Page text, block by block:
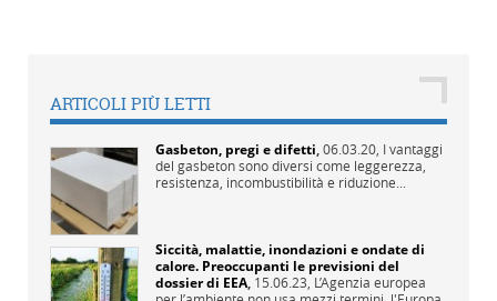
ARTICOLI PIÙ LETTI
Gasbeton, pregi e difetti,06.03.20, I vantaggi
del gasbeton sono diversi come leggerezza,
resistenza, incombustibilità e riduzione...
Siccità, malattie, inondazioni e ondate di
calore. Preoccupanti le previsioni del
dossier di EEA, 15.06.23, L’Agenzia europea